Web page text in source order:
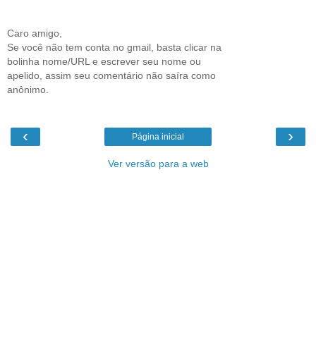
Caro amigo,
Se você não tem conta no gmail, basta clicar na
bolinha nome/URL e escrever seu nome ou
apelido, assim seu comentário não saíra como
anônimo.
‹ ›
Página inicial
Ver versão para a web